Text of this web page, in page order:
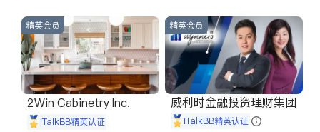
精英会员
2Win Cabinetry Inc.
iTalkBB精英认证
精英会员
威利时金融投资理财集团
iTalkBB精英认证